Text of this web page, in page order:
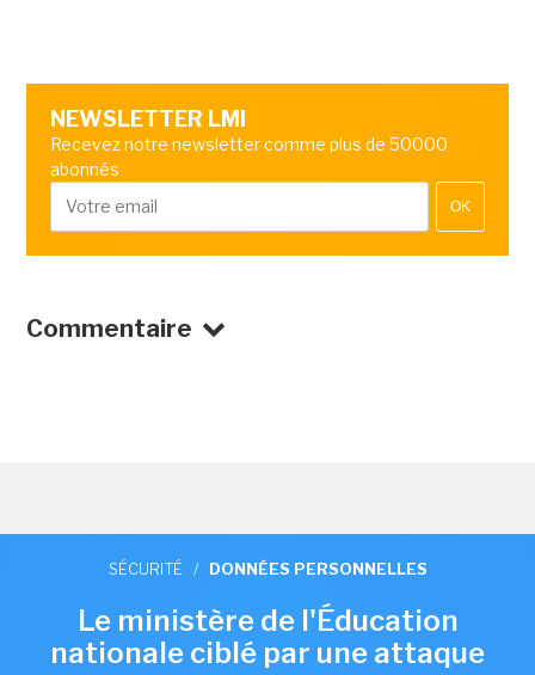
NEWSLETTER LMI
Recevez notre newsletter comme plus de 50000
abonnés
OK
Commentaire
SÉCURITÉ / DONNÉES PERSONNELLES
Le ministère de l'Éducation
nationale ciblé par une attaque